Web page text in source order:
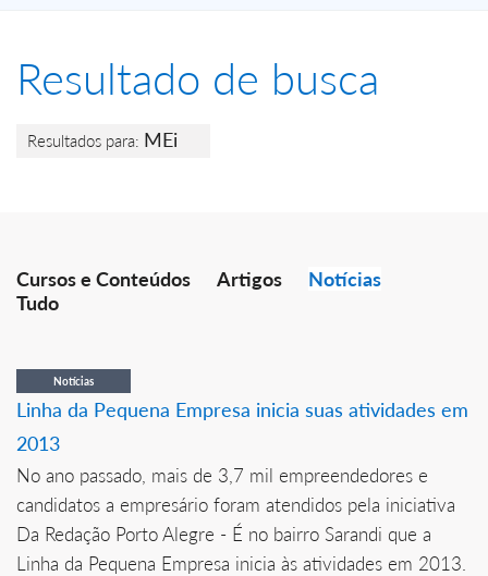
Resultado de busca
Resultados para: MEi
Cursos e Conteúdos Artigos
Notícias
Tudo
Notícias
Linha da Pequena Empresa inicia suas atividades em
2013
No ano passado, mais de 3,7 mil empreendedores e
candidatos a empresário foram atendidos pela iniciativa
Da Redação Porto Alegre - É no bairro Sarandi que a
Linha da Pequena Empresa inicia às atividades em 2013.